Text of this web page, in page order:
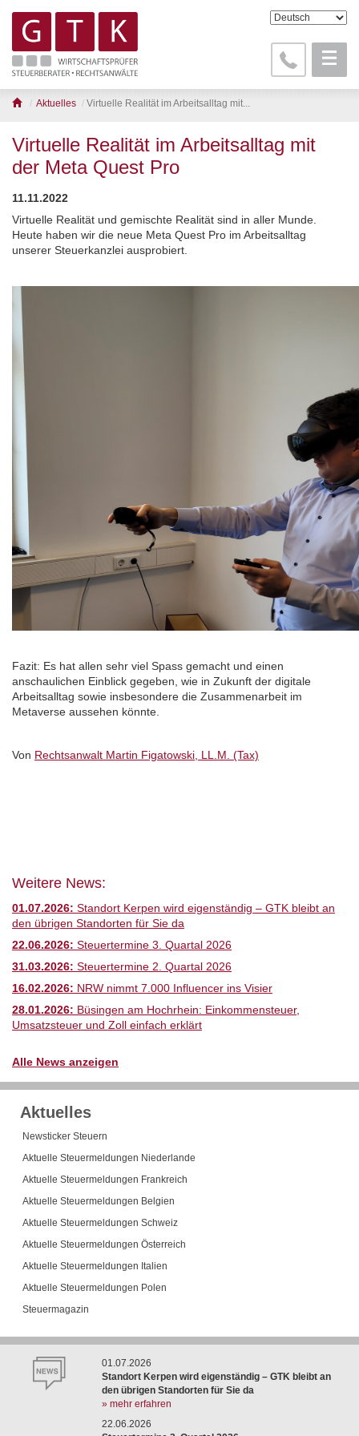
Aktuelles Virtuelle Realität im Arbeitsalltag mit...
Virtuelle Realität im Arbeitsalltag mit
der Meta Quest Pro
11.11.2022
Virtuelle Realität und gemischte Realität sind in aller Munde.
Heute haben wir die neue Meta Quest Pro im Arbeitsalltag
unserer Steuerkanzlei ausprobiert.
Fazit: Es hat allen sehr viel Spass gemacht und einen
anschaulichen Einblick gegeben, wie in Zukunft der digitale
Arbeitsalltag sowie insbesondere die Zusammenarbeit im
Metaverse aussehen könnte.
Von Rechtsanwalt Martin Figatowski, LL.M. (Tax)
Weitere News:
01.07.2026: Standort Kerpen wird eigenständig – GTK bleibt an
den übrigen Standorten für Sie da
22.06.2026: Steuertermine 3. Quartal 2026
31.03.2026: Steuertermine 2. Quartal 2026
16.02.2026: NRW nimmt 7.000 Influencer ins Visier
28.01.2026: Büsingen am Hochrhein: Einkommensteuer,
Umsatzsteuer und Zoll einfach erklärt
Alle News anzeigen
Aktuelles
Newsticker Steuern
Aktuelle Steuermeldungen Niederlande
Aktuelle Steuermeldungen Frankreich
Aktuelle Steuermeldungen Belgien
Aktuelle Steuermeldungen Schweiz
Aktuelle Steuermeldungen Österreich
Aktuelle Steuermeldungen Italien
Aktuelle Steuermeldungen Polen
Steuermagazin
01.07.2026
Standort Kerpen wird eigenständig – GTK bleibt an
den übrigen Standorten für Sie da
» mehr erfahren
22.06.2026